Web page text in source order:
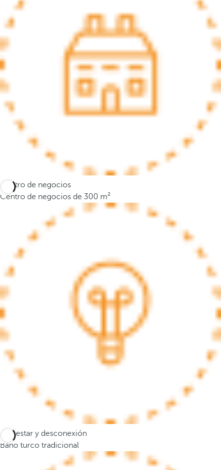
a
n
a
e
m
e
r
l
e
m
u
e
v
e
a
a
Centro de negocios
Centro de negocios de 300 m²
Bienestar y desconexión
Baño turco tradicional